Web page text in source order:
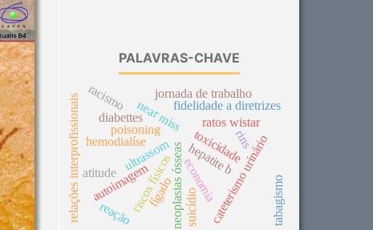
PALAVRAS-CHAVE
hepatite b
neoplasias ósseas
poisoning
ultrassom cateterismo urinário
near missfidelidade a diretrizes
jornada de trabalho
riscos físicos
autoimagem
relações interprofissionais economia
suicídio
reação
diabettes
hemodialíse
toxicidade
ratos wistar
fígado
rins
racismo
atitude
tabagismo